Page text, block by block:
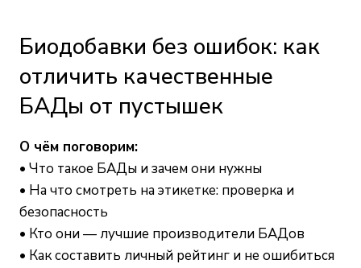
Биодобавки без ошибок: как
отличить качественные
БАДы от пустышек
О чём поговорим:
• Что такое БАДы и зачем они нужны
• На что смотреть на этикетке: проверка и
безопасность
• Кто они — лучшие производители БАДов
• Как составить личный рейтинг и не ошибиться